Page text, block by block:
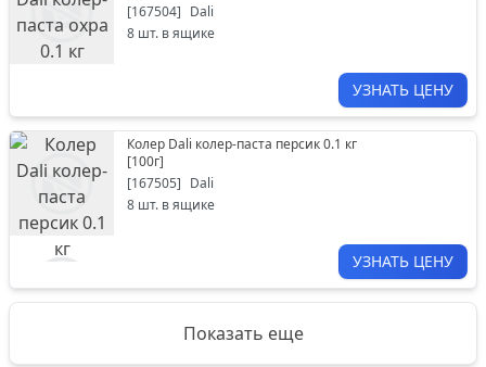
[167504] Dali
8 шт. в ящике
УЗНАТЬ ЦЕНУ
Колер Dali колер-паста персик 0.1 кг
[100г]
[167505] Dali
8 шт. в ящике
УЗНАТЬ ЦЕНУ
Показать еще